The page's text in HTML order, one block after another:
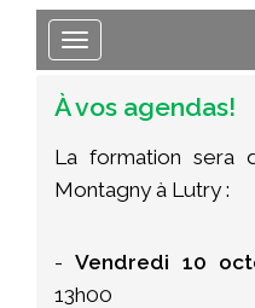
Toggle navigation
À vos agendas!
La formation sera
Montagny à Lutry :
-Vendredi 10
13h00